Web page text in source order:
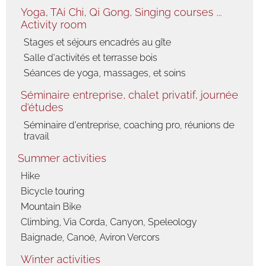
Yoga, TAi Chi, Qi Gong, Singing courses ...
Activity room
Stages et séjours encadrés au gîte
Salle d'activités et terrasse bois
Séances de yoga, massages, et soins
Séminaire entreprise, chalet privatif, journée
d'études
Séminaire d'entreprise, coaching pro, réunions de
travail
Summer activities
Hike
Bicycle touring
Mountain Bike
Climbing, Via Corda, Canyon, Speleology
Baignade, Canoë, Aviron Vercors
Winter activities